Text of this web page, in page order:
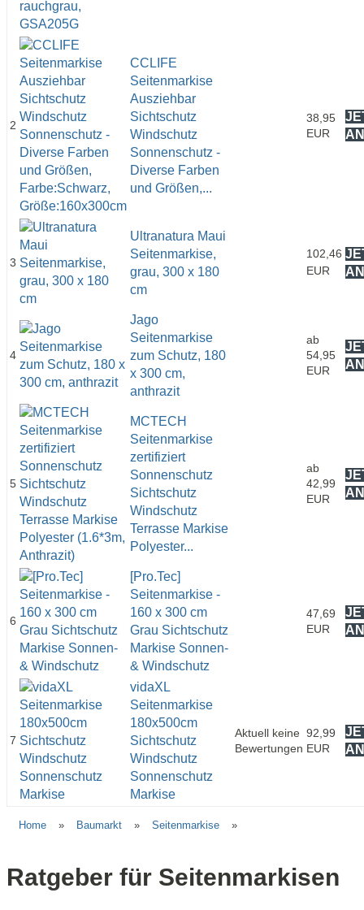
2
CCLIFE
Seitenmarkise
Ausziehbar
Sichtschutz
Windschutz
Sonnenschutz -
Diverse Farben
und Größen,...
38,95
EUR
3
Ultranatura Maui
Seitenmarkise,
grau, 300 x 180
cm
102,46
EUR
4
Jago
Seitenmarkise
zum Schutz, 180
x 300 cm,
anthrazit
ab
54,95
EUR
5
MCTECH
Seitenmarkise
zertifiziert
Sonnenschutz
Sichtschutz
Windschutz
Terrasse Markise
Polyester...
ab
42,99
EUR
6
[Pro.Tec]
Seitenmarkise -
160 x 300 cm
Grau Sichtschutz
Markise Sonnen-
& Windschutz
47,69
EUR
7
vidaXL
Seitenmarkise
180x500cm
Sichtschutz
Windschutz
Sonnenschutz
Markise
Aktuell keine
Bewertungen
92,99
EUR
Home » Baumarkt » Seitenmarkise »
Ratgeber für Seitenmarkisen